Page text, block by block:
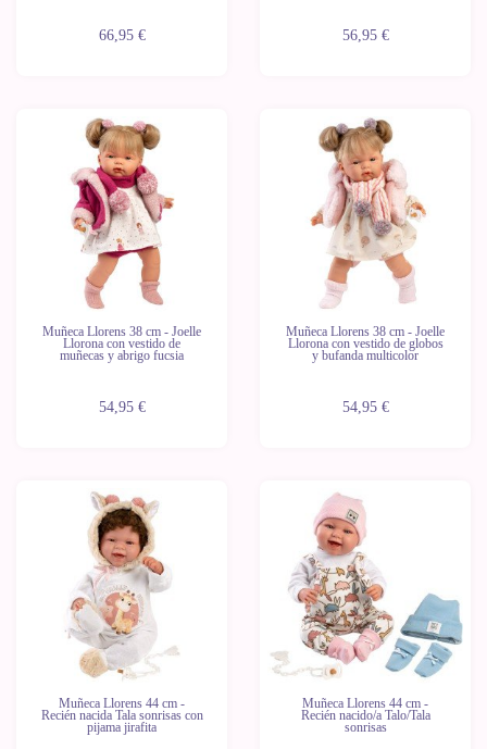
66,95 € 56,95 €
Muñeca Llorens 38 cm - Joelle
Llorona con vestido de
muñecas y abrigo fucsia
54,95 €
Muñeca Llorens 38 cm - Joelle
Llorona con vestido de globos
y bufanda multicolor
54,95 €
Muñeca Llorens 44 cm -
Recién nacida Tala sonrisas con
pijama jirafita
Muñeca Llorens 44 cm -
Recién nacido/a Talo/Tala
sonrisas